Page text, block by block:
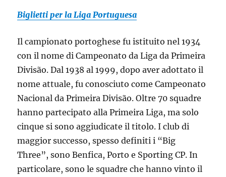
Biglietti per la Liga Portuguesa
Il campionato portoghese fu istituito nel 1934
con il nome di Campeonato da Liga da Primeira
Divisão. Dal 1938 al 1999, dopo aver adottato il
nome attuale, fu conosciuto come Campeonato
Nacional da Primeira Divisão. Oltre 70 squadre
hanno partecipato alla Primeira Liga, ma solo
cinque si sono aggiudicate il titolo. I club di
maggior successo, spesso definiti i “Big
Three”, sono Benfica, Porto e Sporting CP. In
particolare, sono le squadre che hanno vinto il